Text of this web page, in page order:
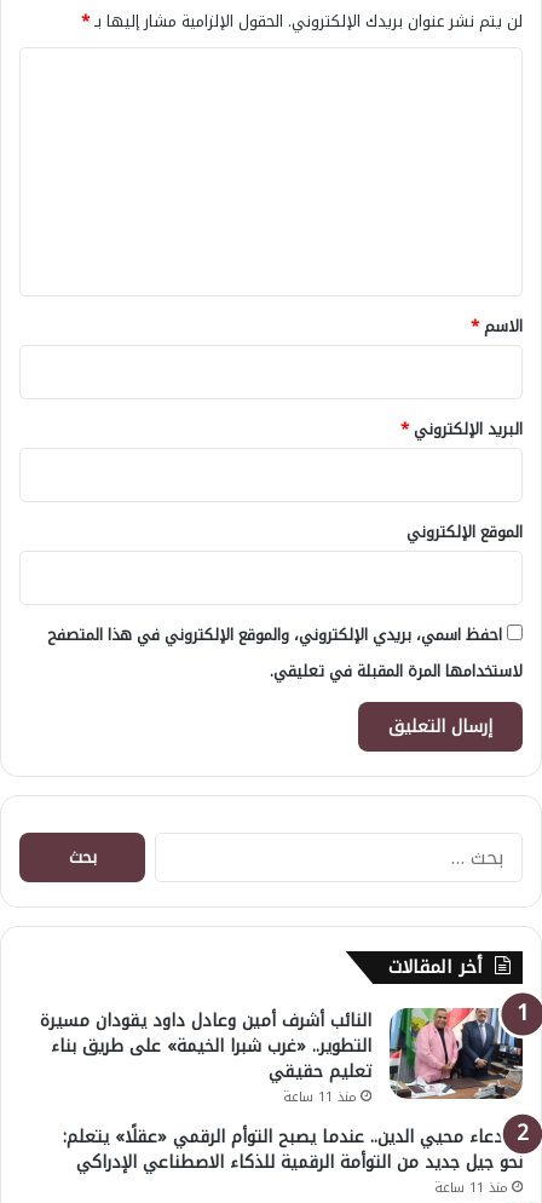
لن يتم نشر عنوان بريدك الإلكتروني. الحقول الإلزامية مشار إليها بـ*
*
الاسم*
البريد الإلكتروني*
الموقع الإلكتروني
احفظ اسمي، بريدي الإلكتروني، والموقع الإلكتروني في هذا المتصفح
لاستخدامها المرة المقبلة في تعليقي.
البحث
عن:
أخر المقالات
النائب أشرف أمين وعادل داود يقودان مسيرة
التطوير.. «غرب شبرا الخيمة» على طريق بناء
تعليم حقيقي
منذ 11 ساعة
د. دعاء محيي الدين.. عندما يصبح التوأم الرقمي «عقلًا» يتعلم:
نحو جيل جديد من التوأمة الرقمية للذكاء الاصطناعي الإدراكي
منذ 11 ساعة